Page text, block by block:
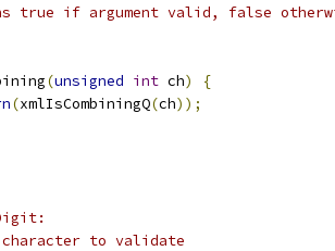
true if argument valid, false
(unsigned int ch)
{
(xmlIsCombiningQ(ch));
to validate